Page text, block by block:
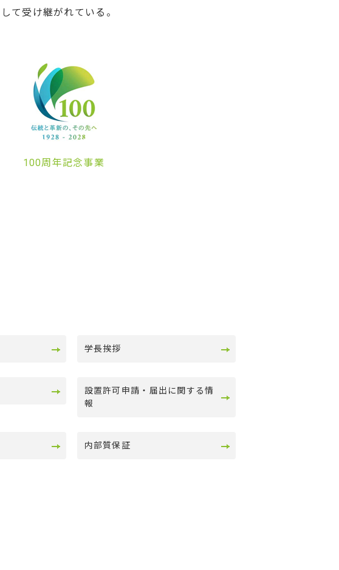
て受け継がれている。
100周年記念事業
学長挨拶
設置許可申請・届出に関する情
報
内部質保証